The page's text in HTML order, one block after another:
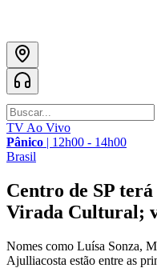
TV Ao Vivo
Pânico | 12h00 - 14h00
Brasil
Centro de SP
Virada Cultural;
Nomes como Luísa Sonza,
Ajulliacosta estão entre as